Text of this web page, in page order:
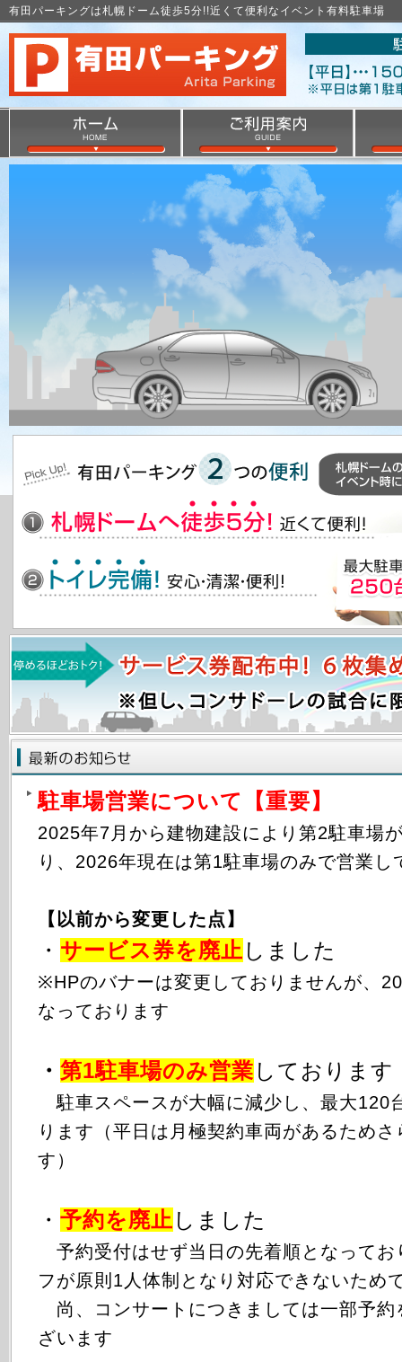
有田パーキングは札幌ドーム徒歩5分!!近くて便利なイベント有料駐車場
駐車場営業について【重要】
2025年7月から建物建設により第2駐車場
り、2026年現在は第1駐車場のみで営業し
【以前から変更した点】
・ サービス券を廃止 しました
※HPのバナーは変更しておりませんが、
なっております
・ 第1駐車場のみ営業 しております
駐車スペースが大幅に減少し、最大120
ります（平日は月極契約車両があるため
す）
・ 予約を廃止 しました
予約受付はせず当日の先着順となってお
フが原則1人体制となり対応できないため
尚、コンサートにつきましては一部予約
ざいます